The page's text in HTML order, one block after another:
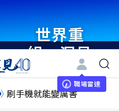
世界重
組・洞見
未來 與
世界領袖
職場雷達
刷手機就能變厲害